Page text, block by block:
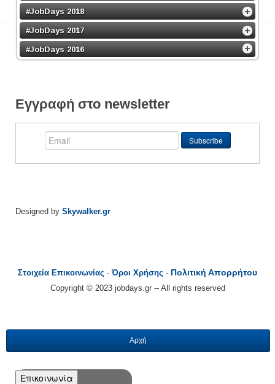
#JobDays 2018
#JobDays 2017
#JobDays 2016
Εγγραφή στο newsletter
Designed by Skywalker.gr
Στοιχεία Επικοινωνίας -Όροι Χρήσης - Πολιτική Απορρήτου
Copyright © 2023 jobdays.gr -- All rights reserved
Αρχή